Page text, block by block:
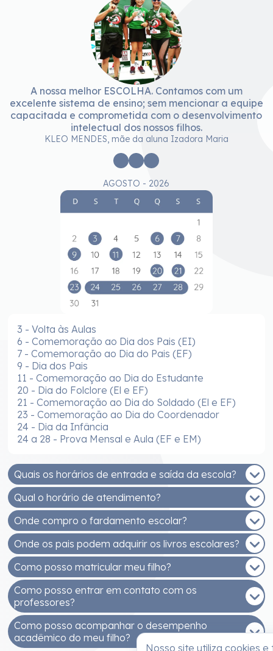
A nossa melhor ESCOLHA. Contamos com um
excelente sistema de ensino; sem mencionar a equipe
capacitada e comprometida com o desenvolvimento
intelectual dos nossos filhos.
KLEO MENDES, mãe da aluna Izadora Maria
AGOSTO - 2026
3 - Volta às Aulas
6 - Comemoração ao Dia dos Pais (EI)
7 - Comemoração ao Dia do Pais (EF)
9 - Dia dos Pais
11 - Comemoração ao Dia do Estudante
20 - Dia do Folclore (El e EF)
21 - Comemoração ao Dia do Soldado (El e EF)
23 - Comemoração ao Dia do Coordenador
24 - Dia da Infância
24 a 28 - Prova Mensal e Aula (EF e EM)
Quais os horários de entrada e saída da escola?
EDUCAÇÃO INFANTIL - MANHÃ
Entrada: 7h30 às 8h
Saída: 11h30
EDUCAÇÃO INFANTIL - TARDE
Entrada: 13h30 às 14h
Saída: 17h30
ENSINOS FUNDAMENTAL E MÉDIO - MANHÃ
Entrada: 7h
Saída: 12h40
ENSINOS FUNDAMENTAL E MÉDIO - TARDE
Qual o horário de atendimento?
De segunda a sexta, das 8h às 12h e das 14h às
17h30.
Onde compro o fardamento escolar?
Você pode comprar na Malharia Estrela (Rua
Getúlio Vargas, 233, Bairro Santo Antonio)
Onde os pais podem adquirir os livros escolares?
Os livros adotados na ESJB são fornecidos pelo
Sistema Positivo de Ensino e podem ser adquiridos
na Unidade 1 da nossa escola.
Como posso matricular meu filho?
As matrículas (Educação Infantil ao Ensino Médio)
são realizadas na unidade 1 da ESJB.
DOCUMENTOS NECESSÁRIOS (ALUNO)
Cópia da Certidão de Nascimento e RG
Como posso entrar em contato com os
professores?
Para falar com os professores ou outros
profissionais da escola, basta enviar uma
Como posso acompanhar o desempenho
acadêmico do meu filho?
Nosso site utiliza cookies